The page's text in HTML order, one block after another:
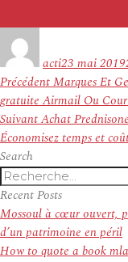
actile
23 mai 2019
Navigation
de
l’article
PrécédentArticle
précédent :
Marques Et
gratuite Airmail Ou
SuivantArticle
suivant :
Achat
Économisez temps et
Search
Recherche
pour
:
Recent Posts
Mossoul à cœur ouvert,
d’un patrimoine en péril
How to quote a book